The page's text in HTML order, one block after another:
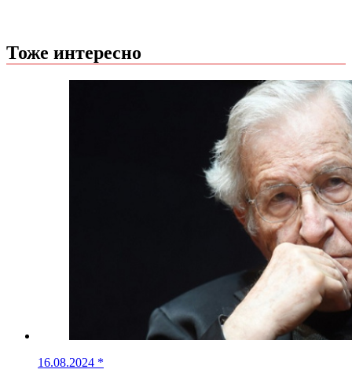
Тоже интересно
16.08.2024 *